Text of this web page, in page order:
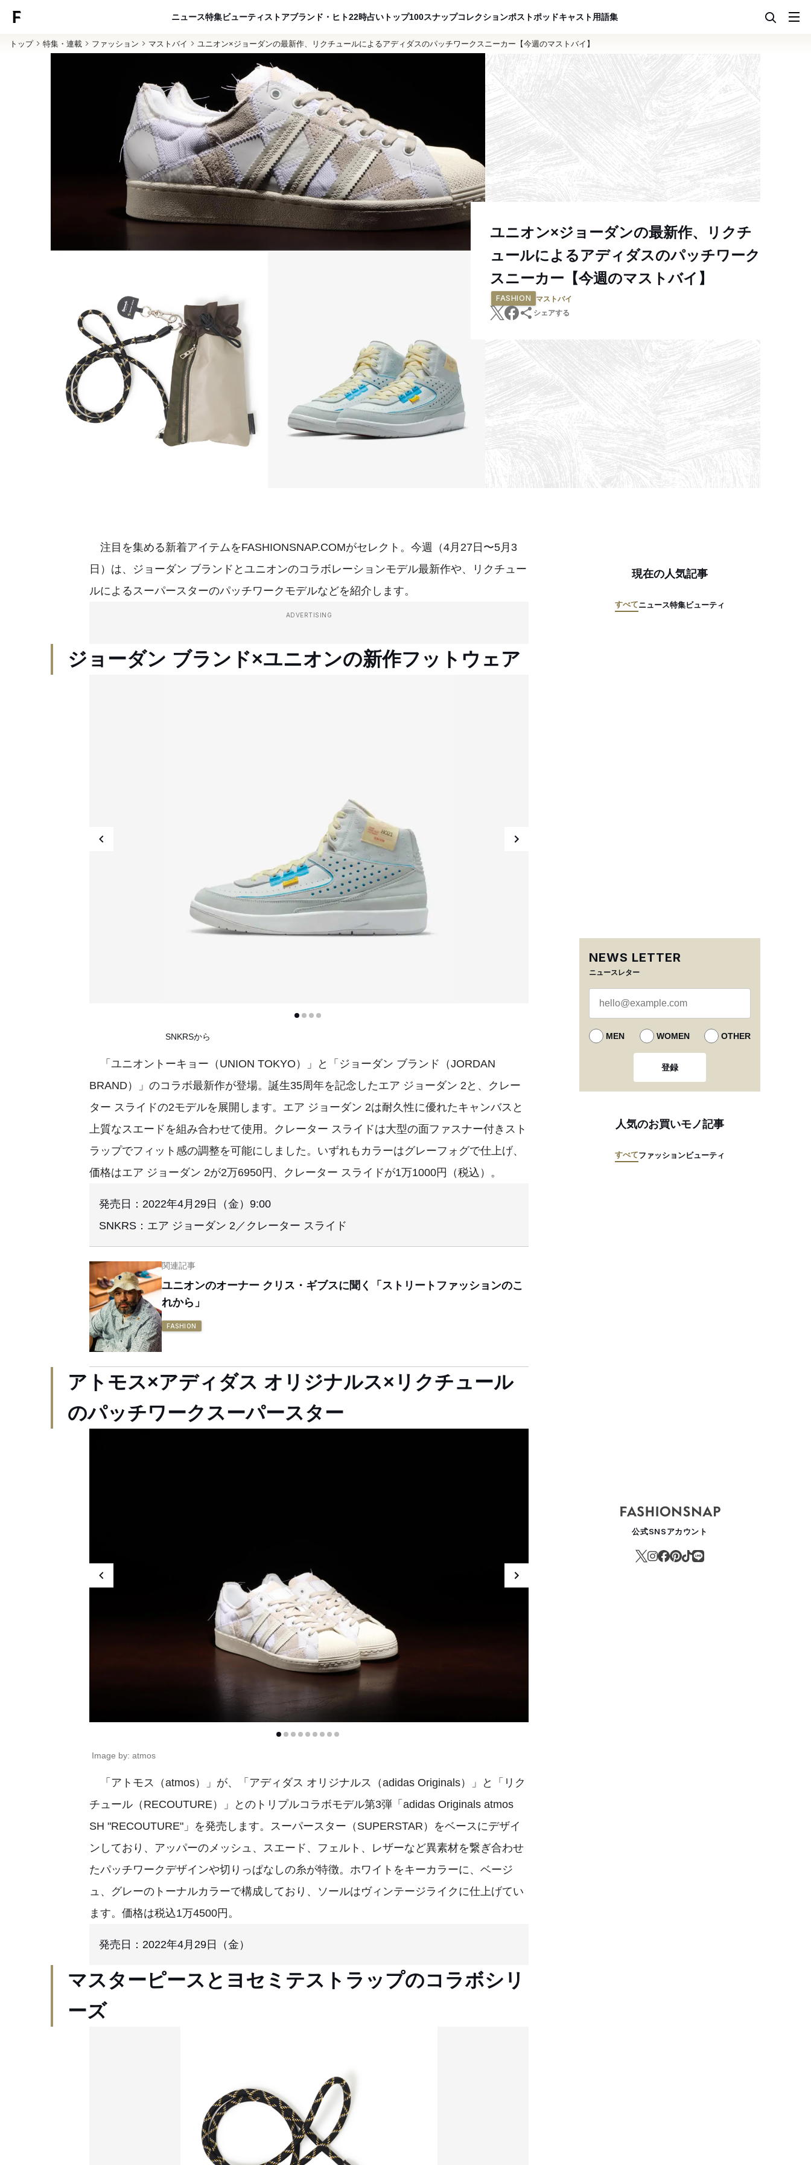
ニュース特集ビューティ ストアブランド・ヒト22時占い トップ100スナップコレクションポストポッドキャスト用語集
トップ 特集・連載 ファッション マストバイ ユニオン×ジョーダンの最新作、リクチュールによるアディダスのパッチワークスニーカー【今週のマストバイ】
ユニオン×ジョーダンの最新作、リクチ
ュールによるアディダスのパッチワーク
スニーカー【今週のマストバイ】
FASHION
マストバイ
シェアする
注目を集める新着アイテムをFASHIONSNAP.COMがセレクト。今週（4月27日〜5月3
日）は、ジョーダン ブランドとユニオンのコラボレーションモデル最新作や、リクチュー
ルによるスーパースターのパッチワークモデルなどを紹介します。
ADVERTISING
ジョーダン ブランド×ユニオンの新作フットウェア
SNKRSから
「ユニオントーキョー（UNION TOKYO）」と「ジョーダン ブランド（JORDAN
BRAND）」のコラボ最新作が登場。誕生35周年を記念したエア ジョーダン 2と、クレー
ター スライドの2モデルを展開します。エア ジョーダン 2は耐久性に優れたキャンバスと
上質なスエードを組み合わせて使用。クレーター スライドは大型の面ファスナー付きスト
ラップでフィット感の調整を可能にしました。いずれもカラーはグレーフォグで仕上げ、
価格はエア ジョーダン 2が2万6950円、クレーター スライドが1万1000円（税込）。
発売日：2022年4月29日（金）9:00
SNKRS：エア ジョーダン 2／クレーター スライド
関連記事
ユニオンのオーナー クリス・ギブスに聞く「ストリートファッションのこ
れから」
FASHION
アトモス×アディダス オリジナルス×リクチュール
のパッチワークスーパースター
Image by: atmos
「アトモス（atmos）」が、「アディダス オリジナルス（adidas Originals）」と「リク
チュール（RECOUTURE）」とのトリプルコラボモデル第3弾「adidas Originals atmos
SH "RECOUTURE"」を発売します。スーパースター（SUPERSTAR）をベースにデザイ
ンしており、アッパーのメッシュ、スエード、フェルト、レザーなど異素材を繋ぎ合わせ
たパッチワークデザインや切りっぱなしの糸が特徴。ホワイトをキーカラーに、ベージ
ュ、グレーのトーナルカラーで構成しており、ソールはヴィンテージライクに仕上げてい
ます。価格は税込1万4500円。
発売日：2022年4月29日（金）
マスターピースとヨセミテストラップのコラボシリ
ーズ
現在の人気記事
すべてニュース特集ビューティ
NEWS LETTER
ニュースレター
MEN WOMEN OTHER
登録
人気のお買いモノ記事
すべてファッションビューティ
公式SNSアカウント